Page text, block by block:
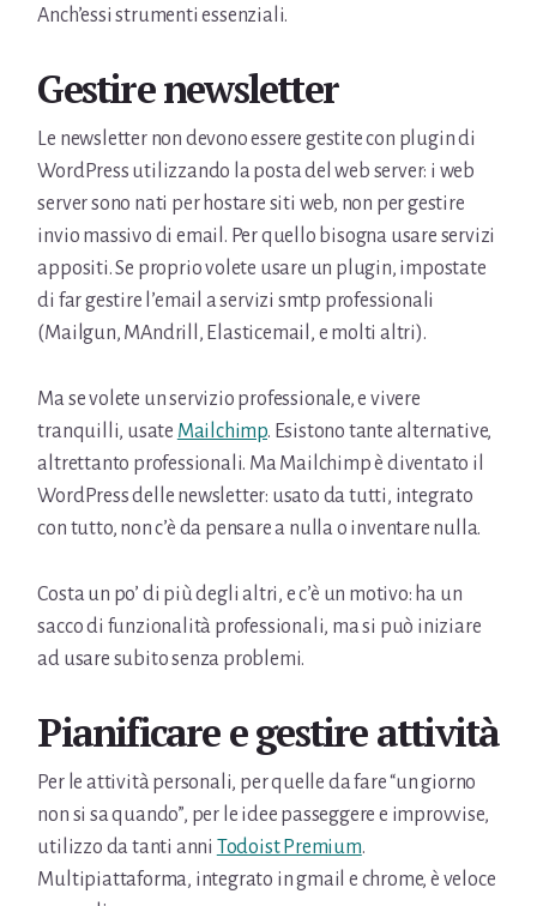
Anch’essi strumenti essenziali.
Gestire newsletter
Le newsletter non devono essere gestite con plugin di
WordPress utilizzando la posta del web server: i web
server sono nati per hostare siti web, non per gestire
invio massivo di email. Per quello bisogna usare servizi
appositi. Se proprio volete usare un plugin, impostate
di far gestire l’email a servizi smtp professionali
(Mailgun, MAndrill, Elasticemail, e molti altri).
Ma se volete un servizio professionale, e vivere
tranquilli, usate Mailchimp. Esistono tante alternative,
altrettanto professionali. Ma Mailchimp è diventato il
WordPress delle newsletter: usato da tutti, integrato
con tutto, non c’è da pensare a nulla o inventare nulla.
Costa un po’ di più degli altri, e c’è un motivo: ha un
sacco di funzionalità professionali, ma si può iniziare
ad usare subito senza problemi.
Pianificare e gestire attività
Per le attività personali, per quelle da fare “un giorno
non si sa quando”, per le idee passeggere e improvvise,
utilizzo da tanti anni Todoist Premium.
Multipiattaforma, integrato in gmail e chrome, è veloce